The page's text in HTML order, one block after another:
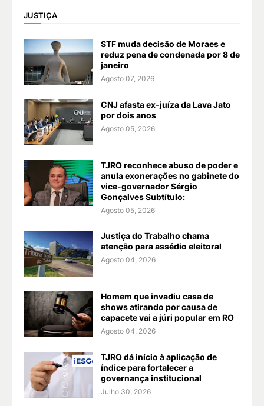
JUSTIÇA
STF muda decisão de Moraes e
reduz pena de condenada por 8 de
janeiro
Agosto 07, 2026
CNJ afasta ex-juíza da Lava Jato
por dois anos
Agosto 05, 2026
TJRO reconhece abuso de poder e
anula exonerações no gabinete do
vice-governador Sérgio
Gonçalves Subtítulo:
Agosto 05, 2026
Justiça do Trabalho chama
atenção para assédio eleitoral
Agosto 04, 2026
Homem que invadiu casa de
shows atirando por causa de
capacete vai a júri popular em RO
Agosto 04, 2026
TJRO dá início à aplicação de
índice para fortalecer a
governança institucional
Julho 30, 2026